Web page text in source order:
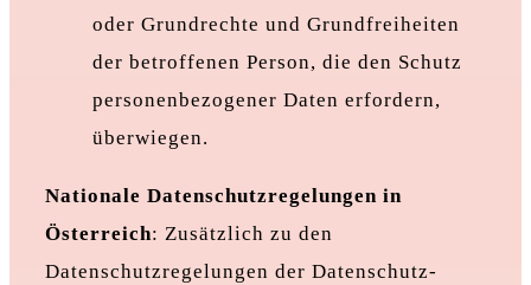
oder Grundrechte und Grundfreiheiten
der betroffenen Person, die den Schutz
personenbezogener Daten erfordern,
überwiegen.
Nationale Datenschutzregelungen in
Österreich: Zusätzlich zu den
Datenschutzregelungen der Datenschutz-